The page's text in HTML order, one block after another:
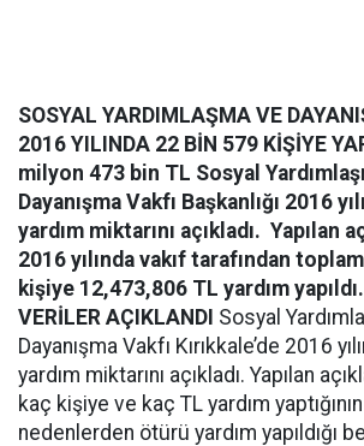
SOSYAL YARDIMLAŞMA VE
2016 YILINDA 22 BİN 579 KİŞİYE
milyon 473 bin TL Sosyal
Dayanışma Vakfı Başkanlığı 2016
yardım miktarını açıkladı. Yapılan
2016 yılında vakıf tarafından
kişiye 12,473,806 TL yardım yapıldı.
VERİLER AÇIKLANDI Sosyal
Dayanışma Vakfı Kırıkkale’de 2016
yardım miktarını açıkladı. Yapılan
kaç kişiye ve kaç TL yardım
nedenlerden ötürü yardım yapıldığı